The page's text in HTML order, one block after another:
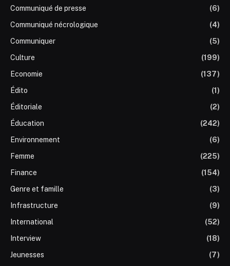
Communiqué de presse
(6)
Communiqué nécrologique
(4)
Communiquer
(5)
Culture
(199)
Economie
(137)
Édito
(1)
Éditoriale
(2)
Éducation
(242)
Environnement
(6)
Femme
(225)
Finance
(154)
Genre et famille
(3)
Infrastructure
(9)
International
(52)
Interview
(18)
Jeunesses
(7)